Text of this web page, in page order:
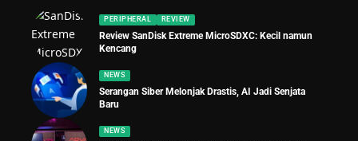
PERIPHERAL REVIEW
Review SanDisk Extreme MicroSDXC: Kecil namun
Kencang
NEWS
Serangan Siber Melonjak Drastis, AI Jadi Senjata
Baru
NEWS